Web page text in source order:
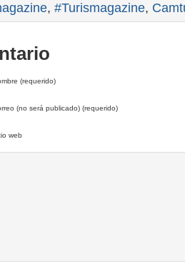
, #Turismagazine,
(requerido)
(no será publicado) (requerido)
web